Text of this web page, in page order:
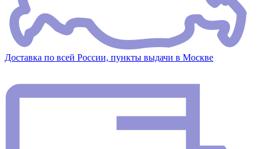
Доставка по всей России, пункты выдачи в Москве